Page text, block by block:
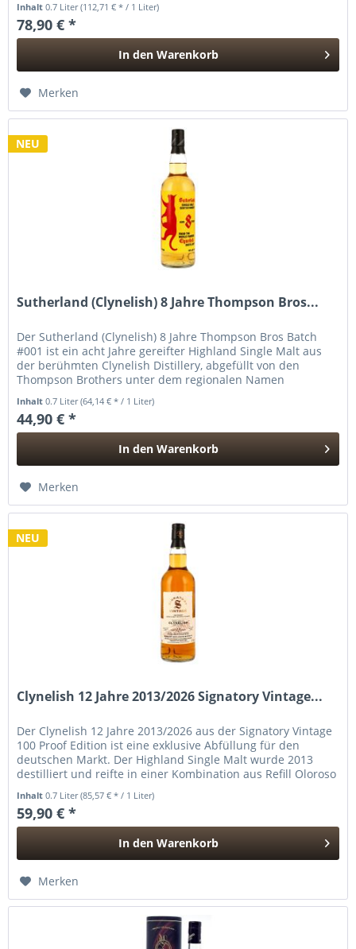
Inhalt0.7 Liter(112,71 € * / 1 Liter)
78,90 € *
In den Warenkorb
Merken
NEU
Sutherland (Clynelish) 8 Jahre Thompson Bros...
Der Sutherland (Clynelish) 8 Jahre Thompson Bros Batch
#001 ist ein acht Jahre gereifter Highland Single Malt aus
der berühmten Clynelish Distillery, abgefüllt von den
Thompson Brothers unter dem regionalen Namen
Inhalt0.7 Liter(64,14 € * / 1 Liter)
44,90 € *
In den Warenkorb
Merken
NEU
Clynelish 12 Jahre 2013/2026 Signatory Vintage...
Der Clynelish 12 Jahre 2013/2026 aus der Signatory Vintage
100 Proof Edition ist eine exklusive Abfüllung für den
deutschen Markt. Der Highland Single Malt wurde 2013
destilliert und reifte in einer Kombination aus Refill Oloroso
Inhalt0.7 Liter(85,57 € * / 1 Liter)
59,90 € *
In den Warenkorb
Merken